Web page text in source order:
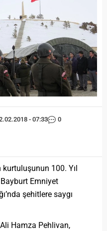
- 07:33 0
100. Yıl
Emniyet
şehitlere saygı
Hamza Pehlivan,